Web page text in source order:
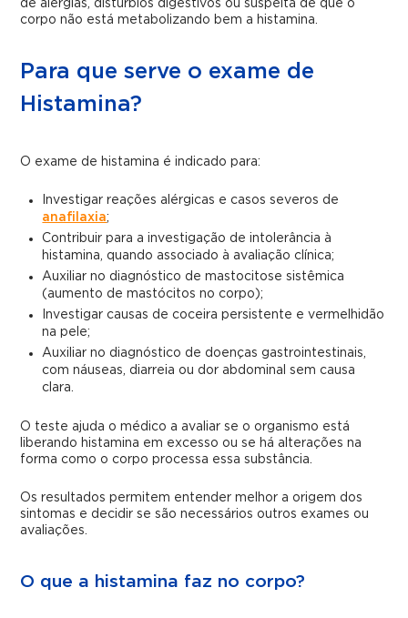
de alergias, distúrbios digestivos ou suspeita de que o
corpo não está metabolizando bem a histamina.
Para que serve o exame de
Histamina?
O exame de histamina é indicado para:
Investigar reações alérgicas e casos severos de
anafilaxia;
Contribuir para a investigação de intolerância à
histamina, quando associado à avaliação clínica;
Auxiliar no diagnóstico de mastocitose sistêmica
(aumento de mastócitos no corpo);
Investigar causas de coceira persistente e vermelhidão
na pele;
Auxiliar no diagnóstico de doenças gastrointestinais,
com náuseas, diarreia ou dor abdominal sem causa
clara.
O teste ajuda o médico a avaliar se o organismo está
liberando histamina em excesso ou se há alterações na
forma como o corpo processa essa substância.
Os resultados permitem entender melhor a origem dos
sintomas e decidir se são necessários outros exames ou
avaliações.
O que a histamina faz no corpo?